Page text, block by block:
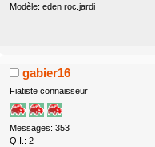
Modèle: eden roc.jardi
gabier16
Fiatiste connaisseur
Messages: 353
Q.I.: 2